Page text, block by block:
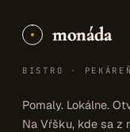
monáda
BISTRO ·
Pomaly. Lokálne.
Na Vŕšku, kde sa z